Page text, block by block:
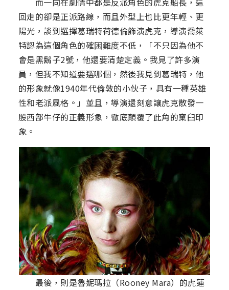
回走的卻是正派路線，而且外型上也比更年輕、更
陽光，談到選擇葛瑞特荷德倫飾演虎克，導演喬萊
特認為這個角色的確困難度不低，「不只因為他不
會是黑鬍子2號，他還要清楚定義。我見了許多演
員，但我不知道要選哪個，然後我見到葛瑞特，他
的形象就像1940年代倫敦的小伙子，具有一種英雄
性和老派風格。」並且，導演還刻意讓虎克散發一
股西部牛仔的正義形象，徹底顛覆了此角的窠臼印
象。
最後，則是魯妮瑪拉（Rooney Mara）的虎蓮